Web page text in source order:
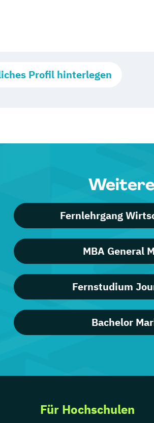
Profil hinterlegen
Fernlehrgang
MBA General
Fernstudium
Bachelor
Für Hochschulen